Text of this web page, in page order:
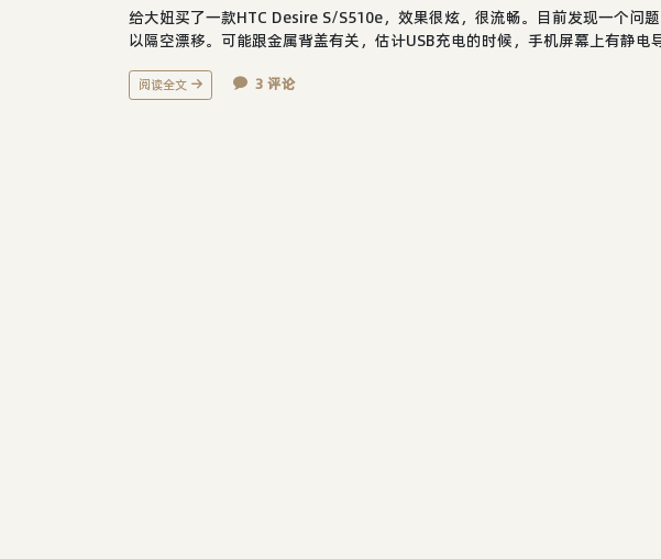
给大妞买了一款HTC Desire S/S510e，效果很炫，很流畅。目前发现一个问
以隔空漂移。可能跟金属背盖有关，估计USB充电的时候，手机屏幕上有静电
阅读全文 3 评论